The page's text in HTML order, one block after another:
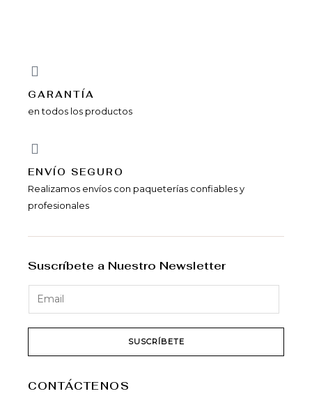
GARANTÍA
en todos los productos
ENVÍ­O SEGURO
Realizamos envíos con paqueterías confiables y
profesionales
Suscríbete a Nuestro Newsletter
SUSCRÍBETE
CONTÁCTENOS